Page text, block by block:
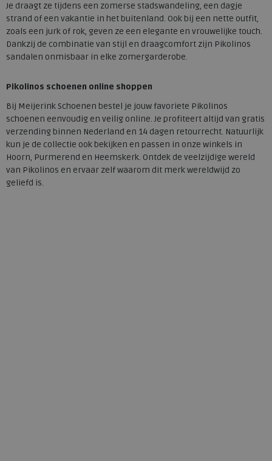
Je draagt ze tijdens een zomerse stadswandeling, een dagje
strand of een vakantie in het buitenland. Ook bij een nette outfit,
zoals een jurk of rok, geven ze een elegante en vrouwelijke touch.
Dankzij de combinatie van stijl en draagcomfort zijn Pikolinos
sandalen onmisbaar in elke zomergarderobe.
Pikolinos schoenen online shoppen
Bij Meijerink Schoenen bestel je jouw favoriete Pikolinos
schoenen eenvoudig en veilig online. Je profiteert altijd van gratis
verzending binnen Nederland en 14 dagen retourrecht. Natuurlijk
kun je de collectie ook bekijken en passen in onze winkels in
Hoorn, Purmerend en Heemskerk. Ontdek de veelzijdige wereld
van Pikolinos en ervaar zelf waarom dit merk wereldwijd zo
geliefd is.